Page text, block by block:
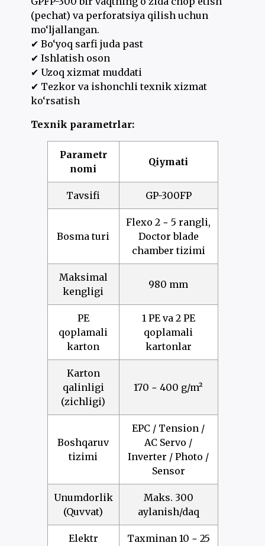
(pechat) va perforatsiya qilish uchun
mo‘ljallangan.
✔ Bo‘yoq sarfi juda past
✔ Ishlatish oson
✔ Uzoq xizmat muddati
✔ Tezkor va ishonchli texnik xizmat
ko‘rsatish
Texnik parametrlar:
Parametr
nomi
Qiymati
Tavsifi GP-300FP
Bosma turi
Flexo 2 ~ 5 rangli,
Doctor blade
chamber tizimi
Maksimal
kengligi
980 mm
PE
qoplamali
karton
1 PE va 2 PE
qoplamali
kartonlar
Karton
qalinligi
(zichligi)
170 ~ 400 g/m²
Boshqaruv
tizimi
EPC / Tension /
AC Servo /
Inverter / Photo /
Sensor
Unumdorlik
(Quvvat)
Maks. 300
aylanish/daq
Elektr
Taxminan 10 ~ 25